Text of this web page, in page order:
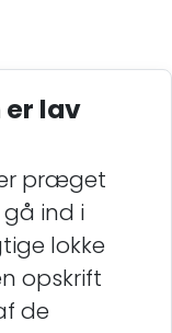
er lav
præget
ind i
lokke
opskrift
de